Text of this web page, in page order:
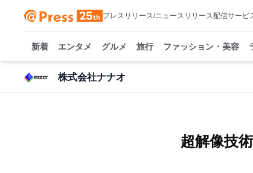
プレスリリース/ニュースリリース配信サービ
新着 エンタメ グルメ 旅行 ファッション・美容
株式会社ナナオ
超解像技